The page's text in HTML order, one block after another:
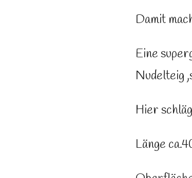
Damit
Eine
Nudelteig
Hier
Länge